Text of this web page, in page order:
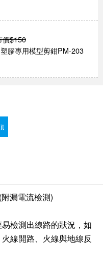
價$150
膠專用模型剪鉗PM-203
漏電流檢測)
檢測出線路的狀況，如
線開路、火線與地線反